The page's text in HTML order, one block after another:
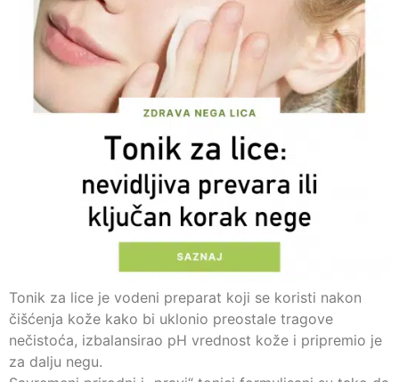
Tonik za lice je vodeni preparat koji se koristi nakon
čišćenja kože kako bi uklonio preostale tragove
nečistoća, izbalansirao pH vrednost kože i pripremio je
za dalju negu.